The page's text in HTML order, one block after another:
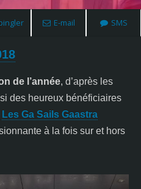
E-mail SMS
de l’année, d’après les
des heureux bénéficiaires
Les Ga Sails Gaastra
à la fois sur et hors